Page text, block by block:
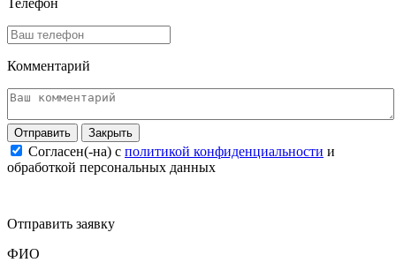
Телефон
Комментарий
Закрыть
Согласен(-на) c политикой конфиденциальности и
обработкой персональных данных
Отправить заявку
ФИО